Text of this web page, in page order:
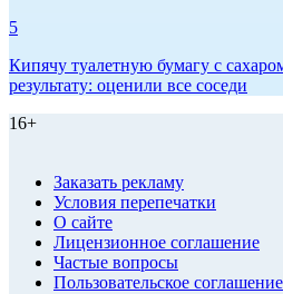
5
Кипячу туалетную бумагу с
результату: оценили все соседи
16+
Заказать рекламу
Условия перепечатки
О сайте
Лицензионное соглашение
Частые вопросы
Пользовательское соглашение